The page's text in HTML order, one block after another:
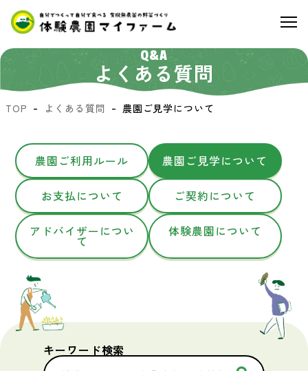
Q&A
よくある質問
TOP よくある質問 農園ご見学について
農園ご利用ルール 農園ご見学について
お支払について ご契約について
アドバイザーについ
て
体験農園について
キーワード検索